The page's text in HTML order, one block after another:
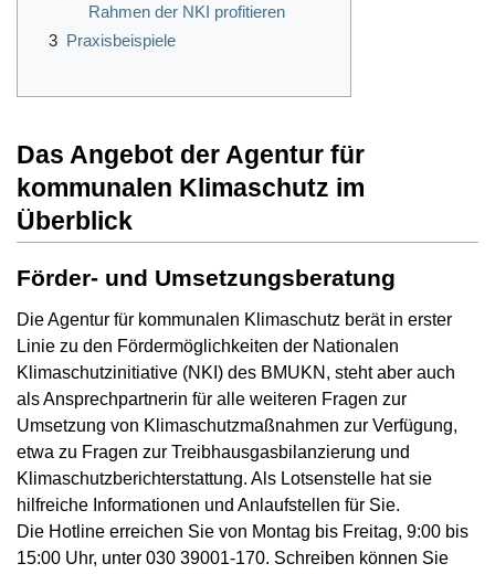
Rahmen der NKI profitieren
3 Praxisbeispiele
Das Angebot der Agentur für
kommunalen Klimaschutz im
Überblick
Förder- und Umsetzungsberatung
Die Agentur für kommunalen Klimaschutz berät in erster
Linie zu den Fördermöglichkeiten der Nationalen
Klimaschutzinitiative (NKI) des BMUKN, steht aber auch
als Ansprechpartnerin für alle weiteren Fragen zur
Umsetzung von Klimaschutzmaßnahmen zur Verfügung,
etwa zu Fragen zur Treibhausgasbilanzierung und
Klimaschutzberichterstattung. Als Lotsenstelle hat sie
hilfreiche Informationen und Anlaufstellen für Sie.
Die Hotline erreichen Sie von Montag bis Freitag, 9:00 bis
15:00 Uhr, unter 030 39001-170. Schreiben können Sie